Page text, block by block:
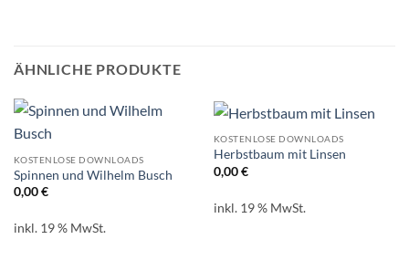
ÄHNLICHE PRODUKTE
KOSTENLOSE DOWNLOADS
Spinnen und Wilhelm Busch
0,00€
inkl. 19 % MwSt.
KOSTENLOSE DOWNLOADS
Herbstbaum mit Linsen
0,00€
inkl. 19 % MwSt.